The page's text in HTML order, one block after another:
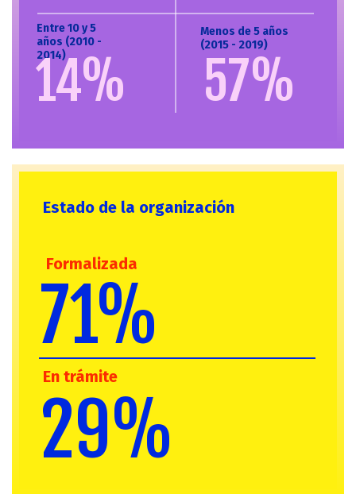
Mayor de 60 años
14%
57%
Entre 10 y 5
años (2010 -
2014)
Menos de 5 años
(2015 - 2019)
Estado de la organización
En trámite
29%
Formalizada
71%